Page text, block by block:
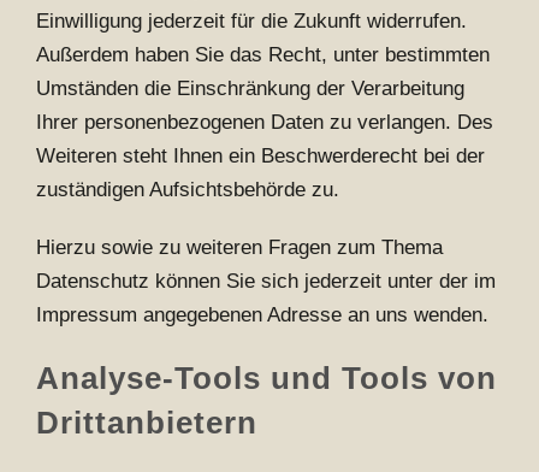
Einwilligung jederzeit für die Zukunft widerrufen.
Außerdem haben Sie das Recht, unter bestimmten
Umständen die Einschränkung der Verarbeitung
Ihrer personenbezogenen Daten zu verlangen. Des
Weiteren steht Ihnen ein Beschwerderecht bei der
zuständigen Aufsichtsbehörde zu.
Hierzu sowie zu weiteren Fragen zum Thema
Datenschutz können Sie sich jederzeit unter der im
Impressum angegebenen Adresse an uns wenden.
Analyse-Tools und Tools von
Drittanbietern